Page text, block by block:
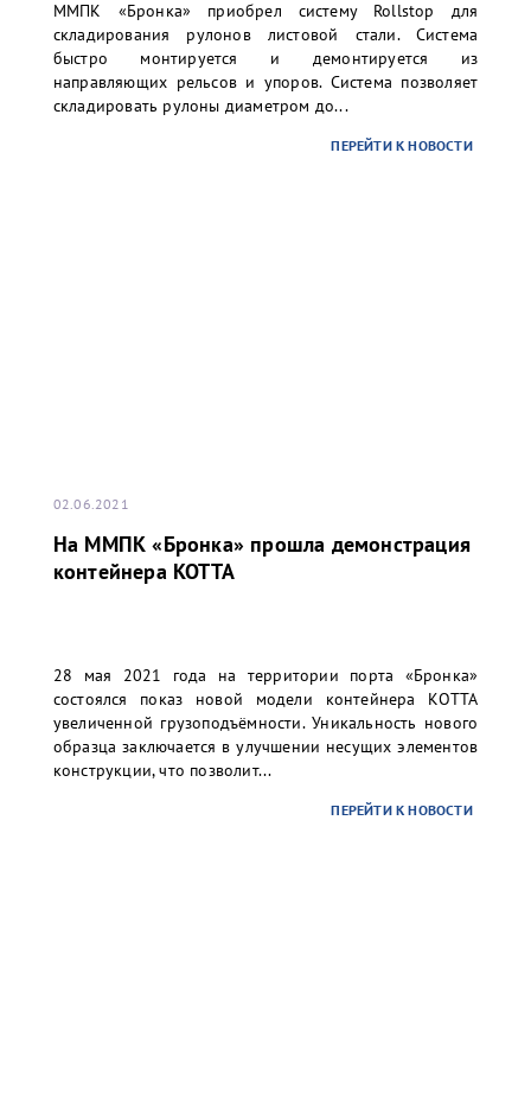
ММПК «Бронка» приобрел систему Rollstop для
складирования рулонов листовой стали. Система
быстро монтируется и демонтируется из
направляющих рельсов и упоров. Система позволяет
складировать рулоны диаметром до...
ПЕРЕЙТИ К НОВОСТИ
02.06.2021
На ММПК «Бронка» прошла демонстрация
контейнера KOTTA
28 мая 2021 года на территории порта «Бронка»
состоялся показ новой модели контейнера КОТТА
увеличенной грузоподъёмности. Уникальность нового
образца заключается в улучшении несущих элементов
конструкции, что позволит...
ПЕРЕЙТИ К НОВОСТИ